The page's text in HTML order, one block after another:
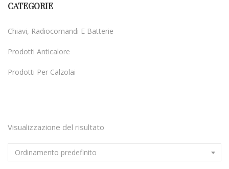
CATEGORIE
Chiavi, Radiocomandi E Batterie
Prodotti Anticalore
Prodotti Per Calzolai
Visualizzazione del risultato
Ordinamento predefinito